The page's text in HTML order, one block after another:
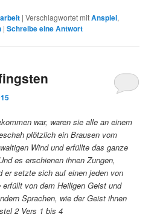
|Verschlagwortet mitAnspiel,
|Schreibe eine Antwort
war, waren sie alle an einem
plötzlich ein Brausen vom
Wind und erfüllte das ganze
es erschienen ihnen Zungen,
er setzte sich auf einen jeden von
von dem Heiligen Geist und
Sprachen, wie der Geist ihnen
2 Vers 1 bis 4